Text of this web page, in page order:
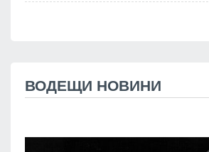
ВОДЕЩИ НОВИНИ